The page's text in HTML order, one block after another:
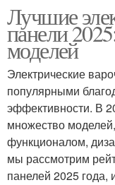
Лучшие
панели
моделей
Электрические
популярными
эффективности. В
множество
функционалом,
мы рассмотрим
панелей 2025 года,